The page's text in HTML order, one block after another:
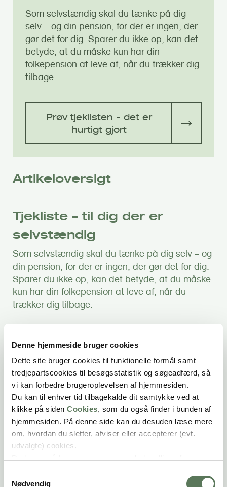
Denne hjemmeside bruger cookies
Dette site bruger cookies til funktionelle formål samt
tredjepartscookies til besøgsstatistik og søgeadfærd, så
vi kan forbedre brugeroplevelsen af hjemmesiden.
Du kan til enhver tid tilbagekalde dit samtykke ved at
klikke på siden Cookies, som du også finder i bunden af
hjemmesiden. På denne side kan du desuden læse mere
om, hvordan du sletter, afviser eller accepterer (evt.
udvalgte) cookies.
Nødvendig
Som selvstændig skal du tænke på dig
selv – og din pension, for der er ingen, der
gør det for dig. Sparer du ikke op, kan det
betyde, at du måske kun har din
folkepension at leve af, når du trækker dig
tilbage.
Prøv tjeklisten - det er
hurtigt gjort
Artikeloversigt
Tjekliste – til dig der er
selvstændig
Som selvstændig skal du tænke på dig selv – og
din pension, for der er ingen, der gør det for dig.
Sparer du ikke op, kan det betyde, at du måske
kun har din folkepension at leve af, når du
trækker dig tilbage.
Myter og fakta om
selvstændiges opsparing til
pension
Analyse gør op med myten om, at selvstændige
sparer op til pension i deres virksomhed.
ATP for selvstændige –
Livsforsikring her og nu,